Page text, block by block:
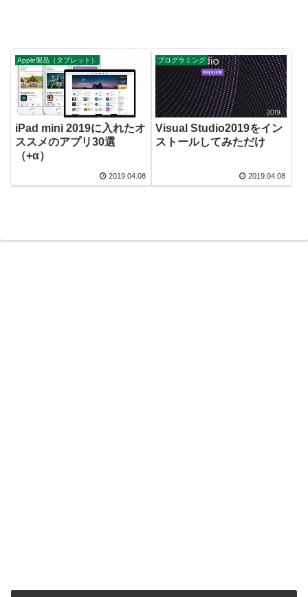
Apple製品（タブレット）
iPad mini 2019に入れたオ
ススメのアプリ30選
（+α）
2019.04.08
プログラミング
Visual Studio2019をイン
ストールしてみただけ
2019.04.08